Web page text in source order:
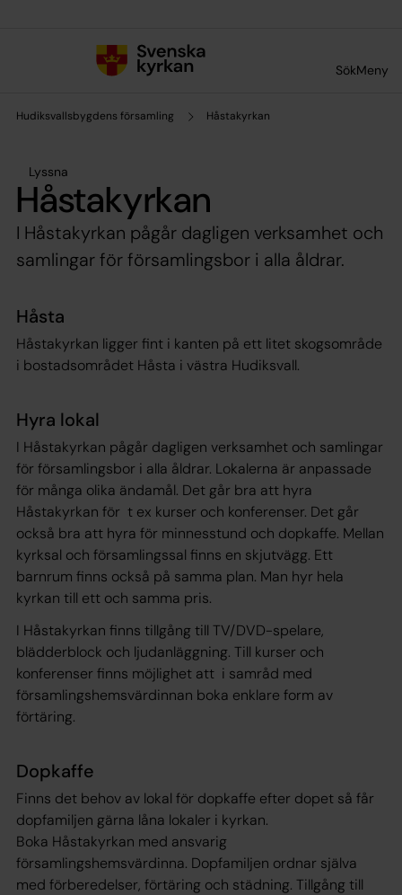
SökMeny
Hudiksvallsbygdens församling Håstakyrkan
Lyssna
Håstakyrkan
I Håstakyrkan pågår dagligen verksamhet och
samlingar för församlingsbor i alla åldrar.
Håsta
Håstakyrkan ligger fint i kanten på ett litet skogsområde
i bostadsområdet Håsta i västra Hudiksvall.
Hyra lokal
I Håstakyrkan pågår dagligen verksamhet och samlingar
för församlingsbor i alla åldrar. Lokalerna är anpassade
för många olika ändamål. Det går bra att hyra
Håstakyrkan för t ex kurser och konferenser. Det går
också bra att hyra för minnesstund och dopkaffe. Mellan
kyrksal och församlingssal finns en skjutvägg. Ett
barnrum finns också på samma plan. Man hyr hela
kyrkan till ett och samma pris.
I Håstakyrkan finns tillgång till TV/DVD-spelare,
blädderblock och ljudanläggning. Till kurser och
konferenser finns möjlighet att i samråd med
församlingshemsvärdinnan boka enklare form av
förtäring.
Dopkaffe
Finns det behov av lokal för dopkaffe efter dopet så får
dopfamiljen gärna låna lokaler i kyrkan.
Boka Håstakyrkan med ansvarig
församlingshemsvärdinna. Dopfamiljen ordnar själva
med förberedelser, förtäring och städning. Tillgång till